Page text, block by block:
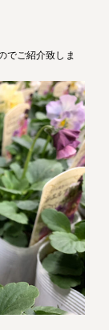
でご紹介致しま